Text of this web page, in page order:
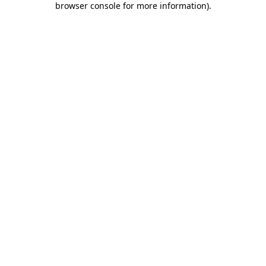
browser console for more information).